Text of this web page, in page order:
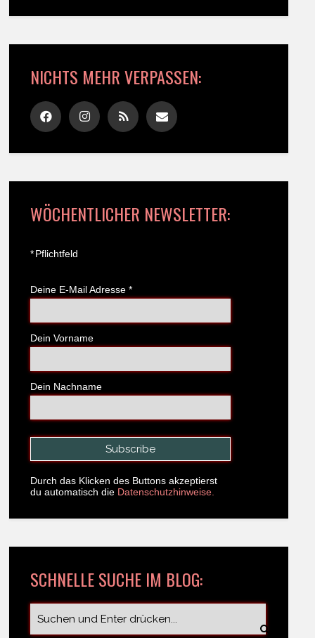
NICHTS MEHR VERPASSEN:
WÖCHENTLICHER NEWSLETTER:
*Pflichtfeld
Deine E-Mail Adresse *
Dein Vorname
Dein Nachname
Durch das Klicken des Buttons akzeptierst
du automatisch die Datenschutzhinweise.
SCHNELLE SUCHE IM BLOG: